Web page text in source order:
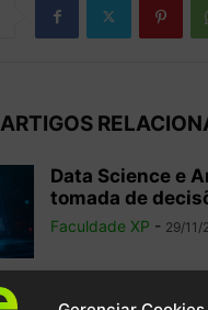
ARTIGOS
Data Science e
tomada de
Faculdade XP - 29/11/
6 filmes sobre